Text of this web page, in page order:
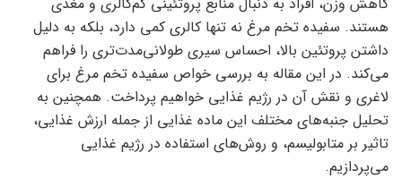
هستند. سفیده تخم مرغ نه تنها کالری کمی دارد، بلکه به دلیل
داشتن پروتئین بالا، احساس سیری طولانی‌مدت‌تری را فراهم
می‌کند. در این مقاله به بررسی خواص سفیده تخم مرغ برای
لاغری و نقش آن در رژیم غذایی خواهیم پرداخت. همچنین به
تحلیل جنبه‌های مختلف این ماده غذایی از جمله ارزش غذایی،
تاثیر بر متابولیسم، و روش‌های استفاده در رژیم غذایی
می‌پردازیم.